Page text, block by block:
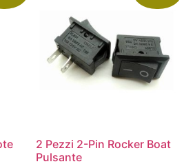
2 Pezzi 2-Pin Rocker Boat
Pulsante